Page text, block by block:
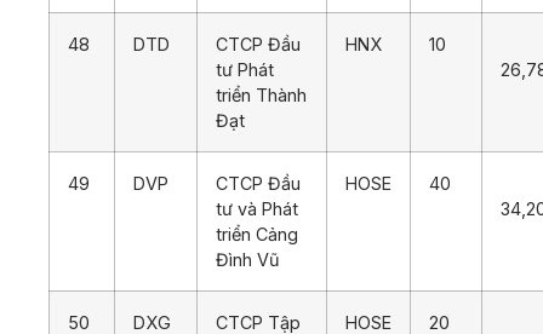
48 DTD
CTCP Đầu
tư Phát
triển Thành
Đạt
HNX
10
49 DVP
CTCP Đầu
tư và Phát
triển Cảng
Đình Vũ
HOSE
40
50 DXG
CTCP Tập
HOSE
20